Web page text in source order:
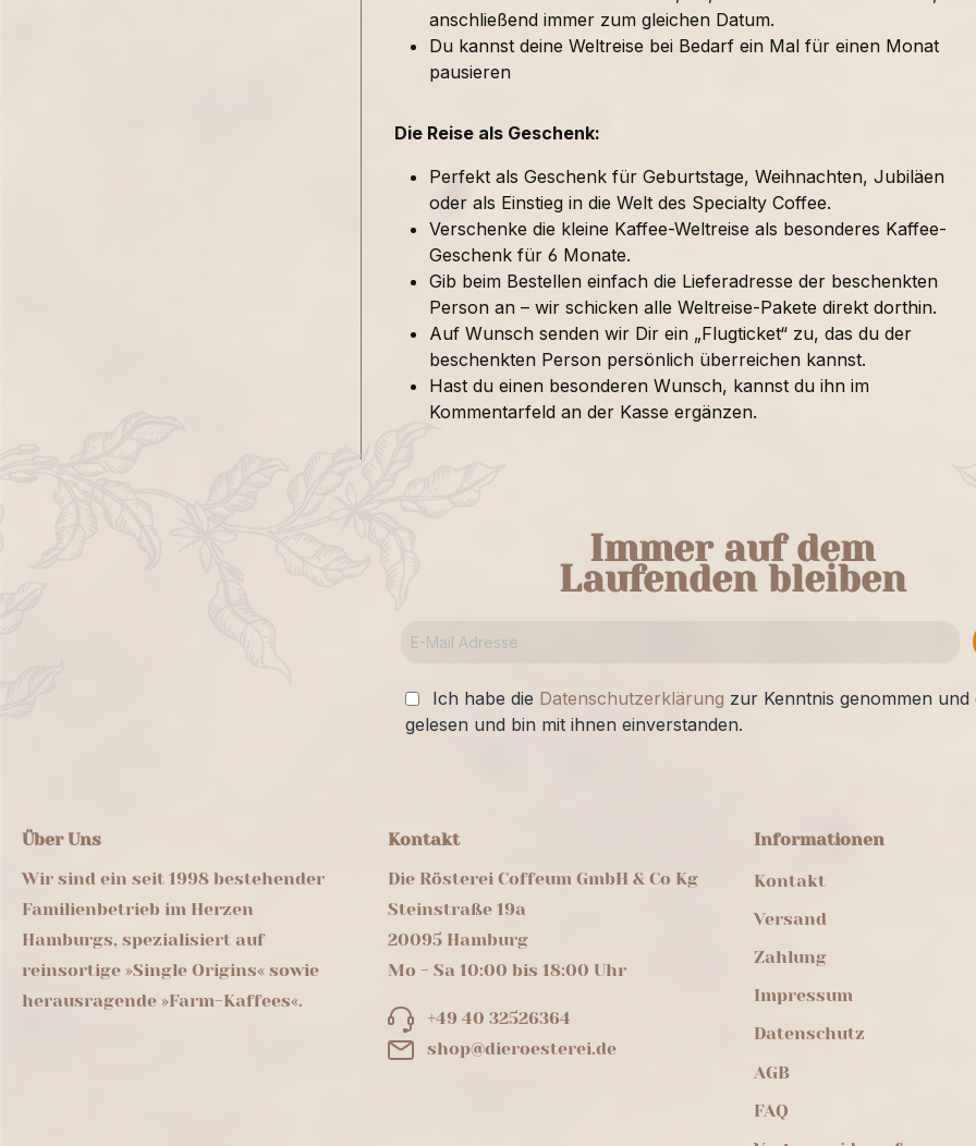
anschließend immer zum gleichen Datum.
Du kannst deine Weltreise bei Bedarf ein Mal für einen Monat
pausieren
Die Reise als Geschenk:
Perfekt als Geschenk für Geburtstage, Weihnachten, Jubiläen
oder als Einstieg in die Welt des Specialty Coffee.
Verschenke die kleine Kaffee-Weltreise als besonderes Kaffee-
Geschenk für 6 Monate.
Gib beim Bestellen einfach die Lieferadresse der beschenkten
Person an – wir schicken alle Weltreise-Pakete direkt dorthin.
Auf Wunsch senden wir Dir ein „Flugticket“ zu, das du der
beschenkten Person persönlich überreichen kannst.
Hast du einen besonderen Wunsch, kannst du ihn im
Kommentarfeld an der Kasse ergänzen.
Immer auf dem
Laufenden bleiben
Ich habe die Datenschutzerklärung zur Kenntnis genommen
gelesen und bin mit ihnen einverstanden.
Über Uns
Wir sind ein seit 1998 bestehender
Familienbetrieb im Herzen
Hamburgs, spezialisiert auf
reinsortige »Single Origins« sowie
herausragende »Farm-Kaffees«.
Kontakt
Die Rösterei Coffeum GmbH & Co Kg
Steinstraße 19a
20095 Hamburg
Mo - Sa 10:00 bis 18:00 Uhr
+49 40 32526364
shop@dieroesterei.de
Informationen
Kontakt
Versand
Zahlung
Impressum
Datenschutz
AGB
FAQ